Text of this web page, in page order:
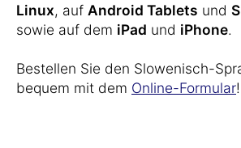
Linux, auf Android Tablets und
sowie auf dem iPad und iPhone.
Bestellen Sie den Slowenisch-
bequem mit dem Online-Formular!